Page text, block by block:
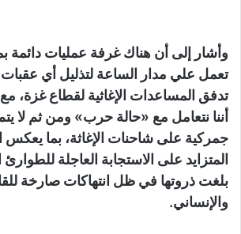
وأشار إلى أن هناك غرفة عمليات دائمة
تعمل علي مدار الساعة لتذليل أي
تدفق المساعدات الإغاثية لقطاع غزة، مع
أننا نتعامل مع «حالة حرب» ومن ثم لا
جمركية على شاحنات الإغاثة، بما
المتزايد على الاستجابة العاجلة للطوارئ
بلغت ذروتها في ظل انتهاكات صارخة
والإنساني.